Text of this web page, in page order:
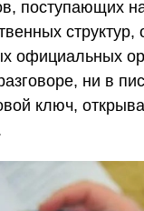
поступающих
официальных
ни в
ключ,